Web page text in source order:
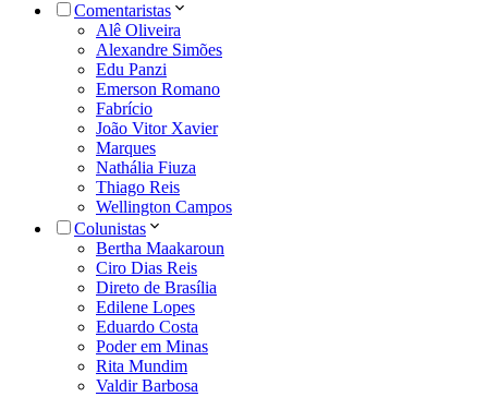
Comentaristas
Alê Oliveira
Alexandre Simões
Edu Panzi
Emerson Romano
Fabrício
João Vitor Xavier
Marques
Nathália Fiuza
Thiago Reis
Wellington Campos
Colunistas
Bertha Maakaroun
Ciro Dias Reis
Direto de Brasília
Edilene Lopes
Eduardo Costa
Poder em Minas
Rita Mundim
Valdir Barbosa